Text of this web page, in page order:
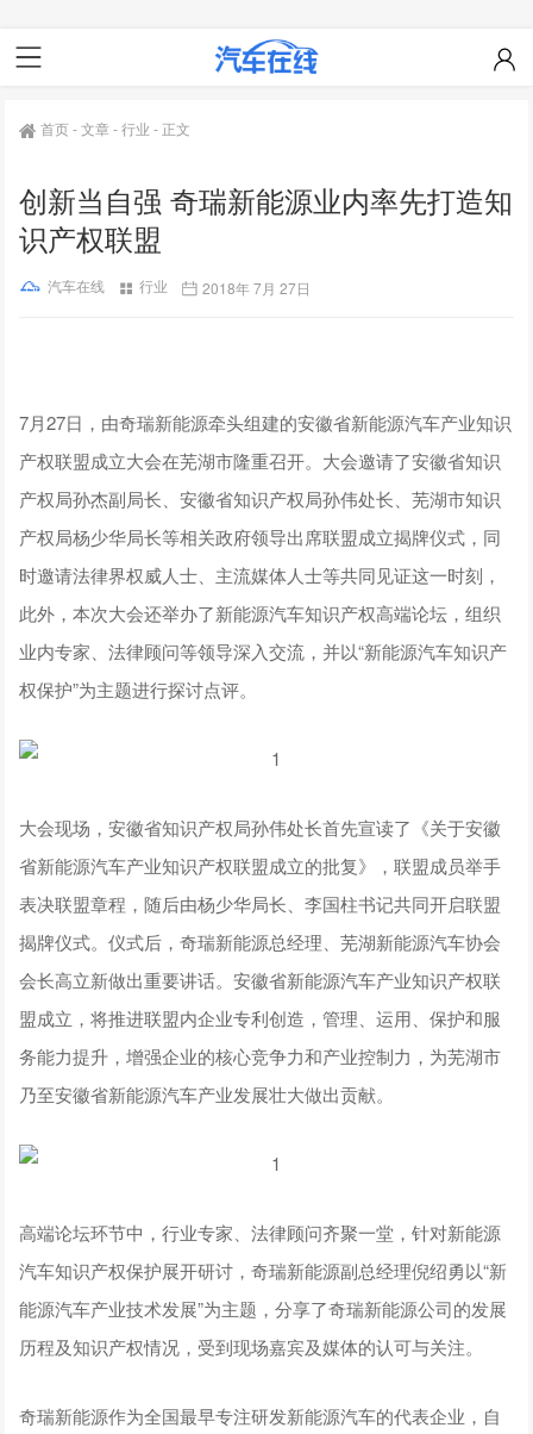
首页-文章-行业 - 正文
创新当自强 奇瑞新能源业内率先打造知
识产权联盟
汽车在线 行业 2018年 7月 27日
7月27日，由奇瑞新能源牵头组建的安徽省新能源汽车产业知识
产权联盟成立大会在芜湖市隆重召开。大会邀请了安徽省知识
产权局孙杰副局长、安徽省知识产权局孙伟处长、芜湖市知识
产权局杨少华局长等相关政府领导出席联盟成立揭牌仪式，同
时邀请法律界权威人士、主流媒体人士等共同见证这一时刻，
此外，本次大会还举办了新能源汽车知识产权高端论坛，组织
业内专家、法律顾问等领导深入交流，并以“新能源汽车知识产
权保护”为主题进行探讨点评。
大会现场，安徽省知识产权局孙伟处长首先宣读了《关于安徽
省新能源汽车产业知识产权联盟成立的批复》，联盟成员举手
表决联盟章程，随后由杨少华局长、李国柱书记共同开启联盟
揭牌仪式。仪式后，奇瑞新能源总经理、芜湖新能源汽车协会
会长高立新做出重要讲话。安徽省新能源汽车产业知识产权联
盟成立，将推进联盟内企业专利创造，管理、运用、保护和服
务能力提升，增强企业的核心竞争力和产业控制力，为芜湖市
乃至安徽省新能源汽车产业发展壮大做出贡献。
高端论坛环节中，行业专家、法律顾问齐聚一堂，针对新能源
汽车知识产权保护展开研讨，奇瑞新能源副总经理倪绍勇以“新
能源汽车产业技术发展”为主题，分享了奇瑞新能源公司的发展
历程及知识产权情况，受到现场嘉宾及媒体的认可与关注。
奇瑞新能源作为全国最早专注研发新能源汽车的代表企业，自